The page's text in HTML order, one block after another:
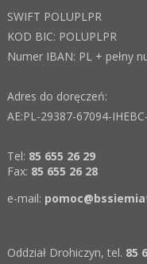
SWIFT POLUPLPR
KOD BIC: POLUPLPR
Numer IBAN: PL + pełny
Adres do doręczeń:
AE:PL-29387-67094-
Tel: 85 655 26 29
Fax: 85 655 26 28
e-mail:
Oddział Drohiczyn, tel. 85